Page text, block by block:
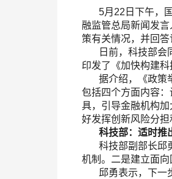
5月22日下午，国
融监管总局新闻发
策有关情况，并回
日前，科技部会同
印发了《加快构建
据介绍，《政策举
包括四个方面内容：
具，引导金融机构
好发挥创新风险分
科技部：适时推
科技部副部长邱勇
机制。二是建立面
邱勇表示，下一步